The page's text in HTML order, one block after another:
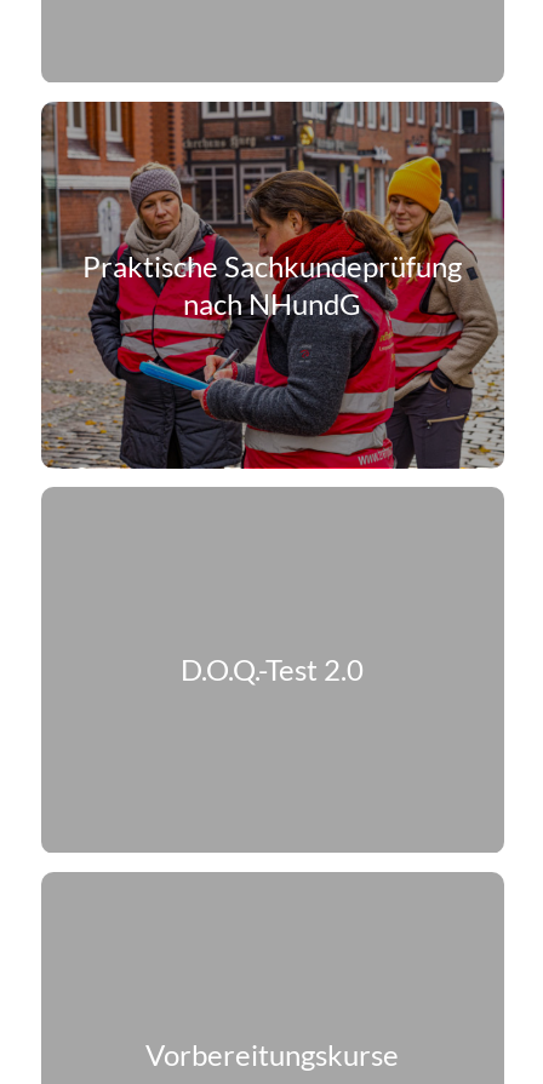
Praktische Sachkunde­prüfung
nach NHundG
D.O.Q.-Test 2.0
Vorbereitungskurse